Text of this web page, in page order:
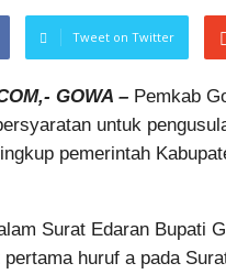
Tweet on Twitter
GOWA – Pemkab
untuk
pemerintah
Surat Edaran Bupati
huruf a pada